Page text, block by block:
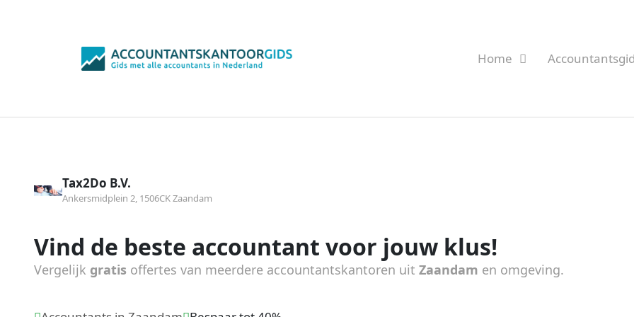
Home
Tax2Do B.V.
Ankersmidplein 2, 1506CK Zaandam
Vind de beste accountant voor jouw klus!
Vergelijk gratis offertes van meerdere accountantskantoren uit Zaandam en omgeving.